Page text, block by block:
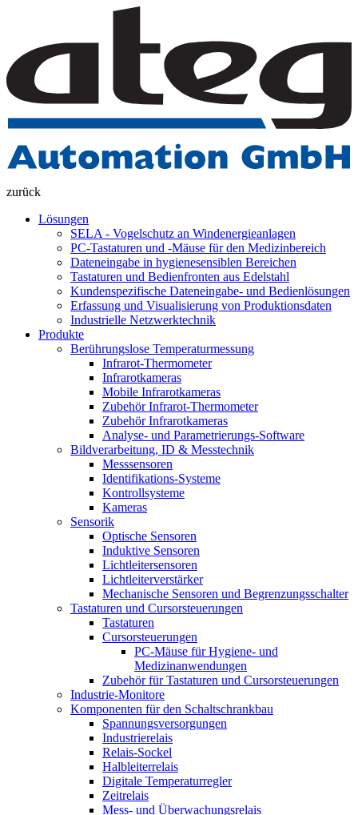
zurück
Lösungen
SELA - Vogelschutz an Windenergieanlagen
PC-Tastaturen und -Mäuse für den Medizinbereich
Dateneingabe in hygienesensiblen Bereichen
Tastaturen und Bedienfronten aus Edelstahl
Kundenspezifische Dateneingabe- und Bedienlösungen
Erfassung und Visualisierung von Produktionsdaten
Industrielle Netzwerktechnik
Produkte
Berührungslose Temperaturmessung
Infrarot-Thermometer
Infrarotkameras
Mobile Infrarotkameras
Zubehör Infrarot-Thermometer
Zubehör Infrarotkameras
Analyse- und Parametrierungs-Software
Bildverarbeitung, ID & Messtechnik
Messsensoren
Identifikations-Systeme
Kontrollsysteme
Kameras
Sensorik
Optische Sensoren
Induktive Sensoren
Lichtleitersensoren
Lichtleiterverstärker
Mechanische Sensoren und Begrenzungsschalter
Tastaturen und Cursorsteuerungen
Tastaturen
Cursorsteuerungen
PC-Mäuse für Hygiene- und
Medizinanwendungen
Zubehör für Tastaturen und Cursorsteuerungen
Industrie-Monitore
Komponenten für den Schaltschrankbau
Spannungsversorgungen
Industrierelais
Relais-Sockel
Halbleiterrelais
Digitale Temperaturregler
Zeitrelais
Mess- und Überwachungsrelais